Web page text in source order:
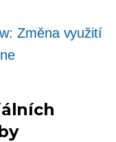
Změna využití